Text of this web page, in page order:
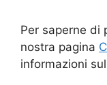
Per saperne di
nostra pagina
informazioni